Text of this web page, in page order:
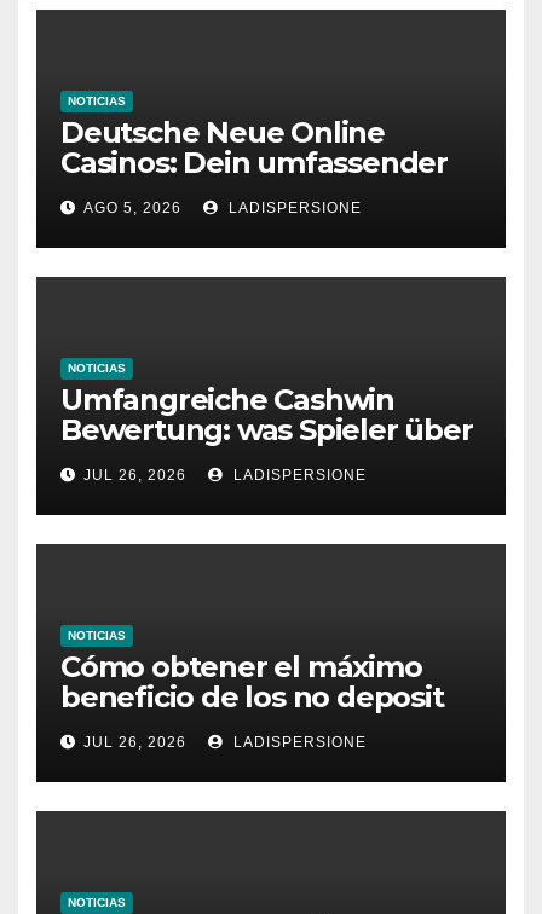
NOTICIAS
Deutsche Neue Online
Casinos: Dein umfassender
Ratgeber für moderne
Glücksspielplattformen
AGO 5, 2026 LADISPERSIONE
NOTICIAS
Umfangreiche Cashwin
Bewertung: was Spieler über
dieses Casino denken
JUL 26, 2026 LADISPERSIONE
NOTICIAS
Cómo obtener el máximo
beneficio de los no deposit
bonus codes de roby casino
JUL 26, 2026 LADISPERSIONE
NOTICIAS